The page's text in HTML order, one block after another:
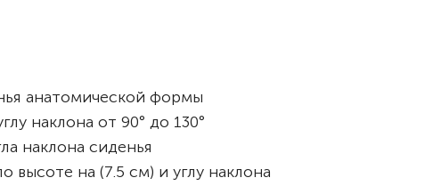
анатомической формы
наклона от 90° до 130°
наклона сиденья
высоте на (7.5 см) и углу наклона